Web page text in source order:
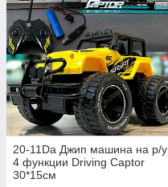
20-11Da Джип машина на р/у
4 функции Driving Captor
30*15см